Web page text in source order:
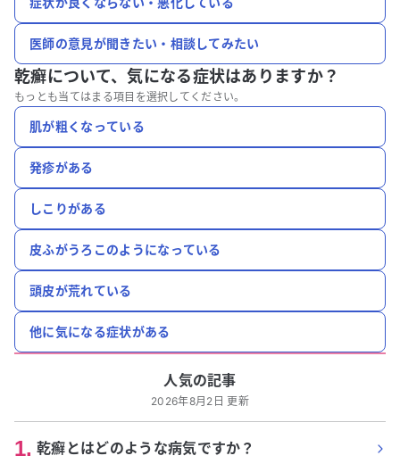
医師の意見が聞きたい・相談してみたい
乾癬について、気になる症状はありますか？
もっとも当てはまる項目を選択してください。
肌が粗くなっている
発疹がある
しこりがある
皮ふがうろこのようになっている
頭皮が荒れている
他に気になる症状がある
人気の記事
2026年8月2日 更新
1. 乾癬とはどのような病気ですか？